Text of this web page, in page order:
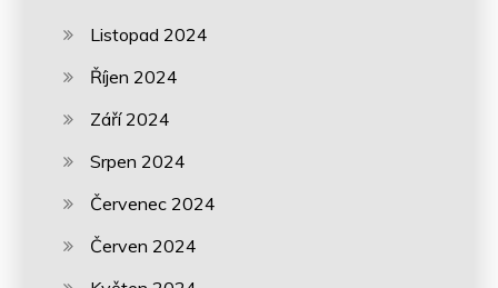
Listopad 2024
Říjen 2024
Září 2024
Srpen 2024
Červenec 2024
Červen 2024